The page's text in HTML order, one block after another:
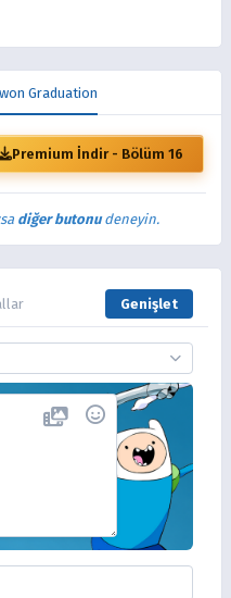
Graduation
Premium İndir - Bölüm 16
diğer butonudeneyin.
Genişlet